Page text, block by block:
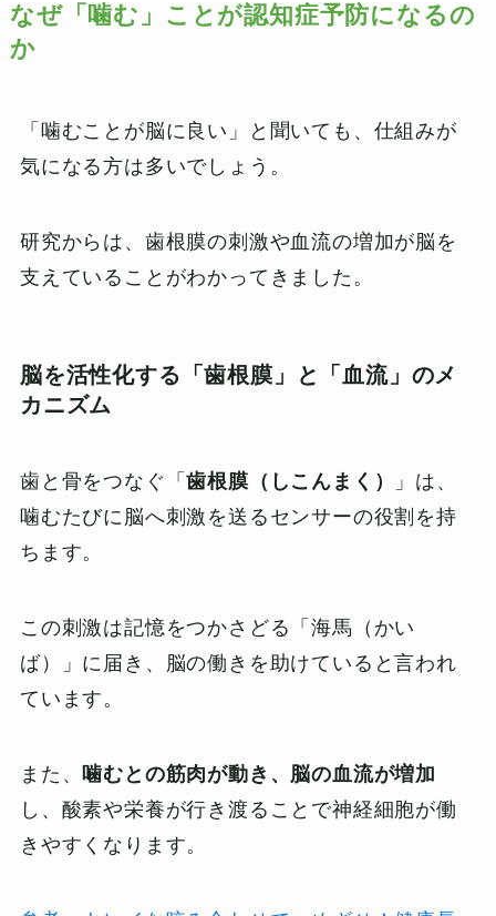
なぜ「噛む」ことが認知症予防になるの
か
「噛むことが脳に良い」と聞いても、仕組みが
気になる方は多いでしょう。
研究からは、歯根膜の刺激や血流の増加が脳を
支えていることがわかってきました。
脳を活性化する「歯根膜」と「血流」のメ
カニズム
歯と骨をつなぐ「歯根膜（しこんまく）
」は、
噛むたびに脳へ刺激を送るセンサーの役割を持
ちます。
この刺激は記憶をつかさどる「海馬（かい
ば）」に届き、脳の働きを助けていると言われ
ています。
また、 噛むとの筋肉が動き、脳の血流が増加
し、酸素や栄養が行き渡ることで神経細胞が働
きやすくなります。